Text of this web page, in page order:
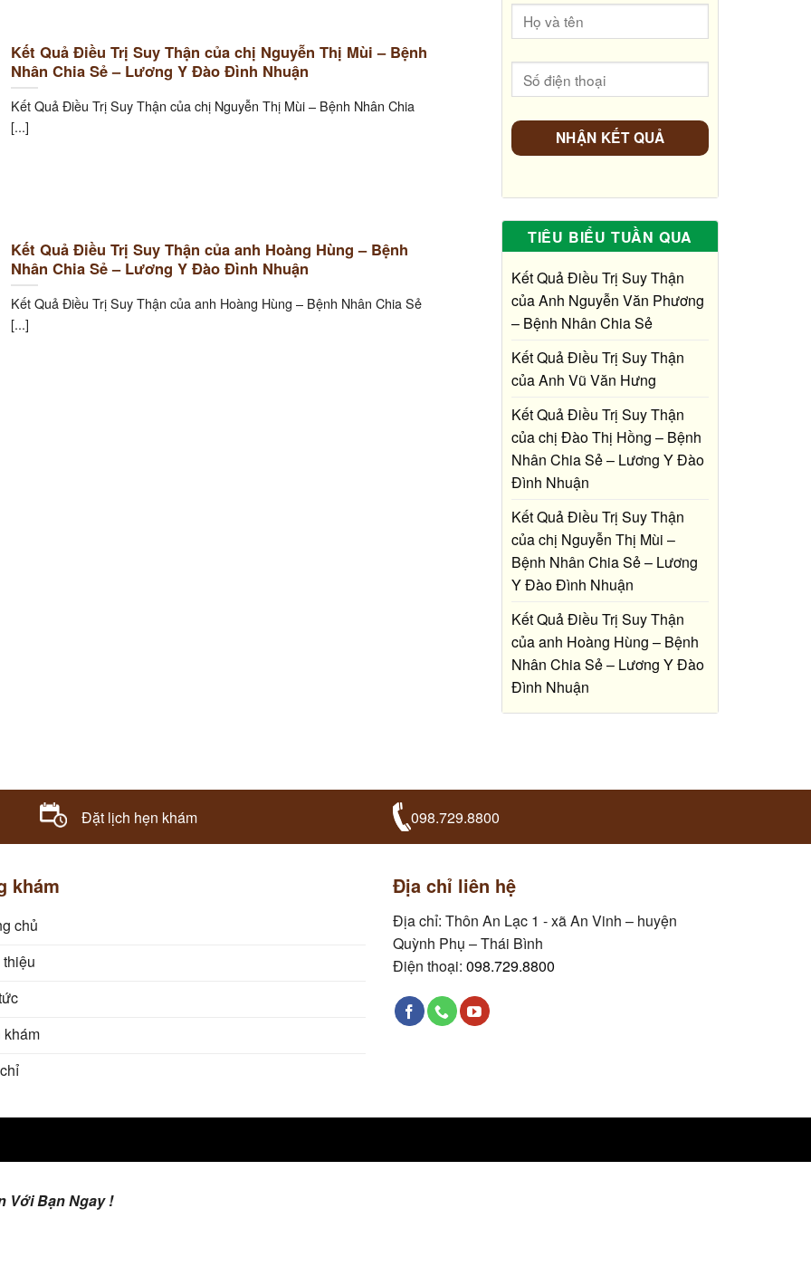
Kết Quả Điều Trị Suy Thận của chị Nguyễn Thị Mùi – Bệnh
Nhân Chia Sẻ – Lương Y Đào Đình Nhuận
Kết Quả Điều Trị Suy Thận của chị Nguyễn Thị Mùi – Bệnh Nhân Chia
[...]
Kết Quả Điều Trị Suy Thận của anh Hoàng Hùng – Bệnh
Nhân Chia Sẻ – Lương Y Đào Đình Nhuận
Kết Quả Điều Trị Suy Thận của anh Hoàng Hùng – Bệnh Nhân Chia Sẻ
[...]
TIÊU BIỂU TUẦN QUA
Kết Quả Điều Trị Suy Thận
của Anh Nguyễn Văn Phương
– Bệnh Nhân Chia Sẻ
Kết Quả Điều Trị Suy Thận
của Anh Vũ Văn Hưng
Kết Quả Điều Trị Suy Thận
của chị Đào Thị Hồng – Bệnh
Nhân Chia Sẻ – Lương Y Đào
Đình Nhuận
Kết Quả Điều Trị Suy Thận
của chị Nguyễn Thị Mùi –
Bệnh Nhân Chia Sẻ – Lương
Y Đào Đình Nhuận
Kết Quả Điều Trị Suy Thận
của anh Hoàng Hùng – Bệnh
Nhân Chia Sẻ – Lương Y Đào
Đình Nhuận
Đặt lịch hẹn khám 098.729.8800
khám
chủ
khám
Địa chỉ liên hệ
Địa chỉ: Thôn An Lạc 1 - xã An Vinh – huyện
Quỳnh Phụ – Thái Bình
Điện thoại: 098.729.8800
Với Bạn Ngay !